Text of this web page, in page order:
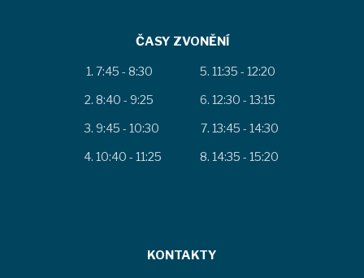
ČASY ZVONĚNÍ
7:45 - 8:30
8:40 - 9:25
9:45 - 10:30
10:40 - 11:25
11:35 - 12:20
12:30 - 13:15
13:45 - 14:30
14:35 - 15:20
KONTAKTY